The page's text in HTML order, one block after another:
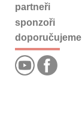
partneři
sponzoři
doporučujeme